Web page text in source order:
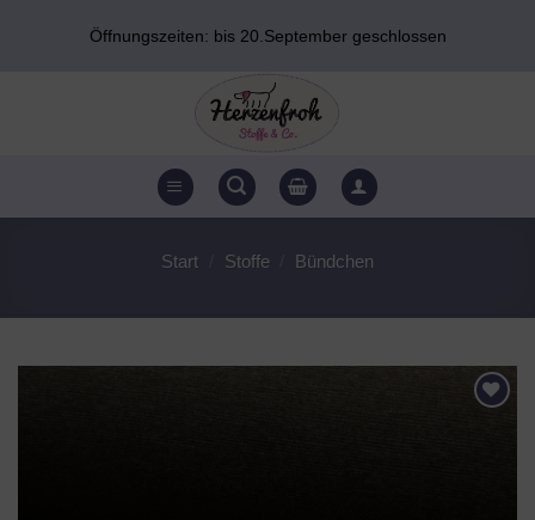
Öffnungszeiten: bis 20.September geschlossen
Start Stoffe Bündchen